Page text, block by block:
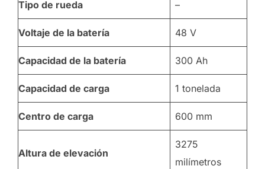
Tipo de rueda –
Voltaje de la batería 48 V
Capacidad de la batería 300 Ah
Capacidad de carga 1 tonelada
Centro de carga 600 mm
Altura de elevación
3275
milímetros